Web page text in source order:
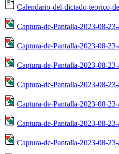
Calendario-del-dictado-teorico-
Captura-de-Pantalla-2023-08-
Captura-de-Pantalla-2023-08-
Captura-de-Pantalla-2023-08-
Captura-de-Pantalla-2023-08-
Captura-de-Pantalla-2023-08-
Captura-de-Pantalla-2023-08-
Captura-de-Pantalla-2023-08-